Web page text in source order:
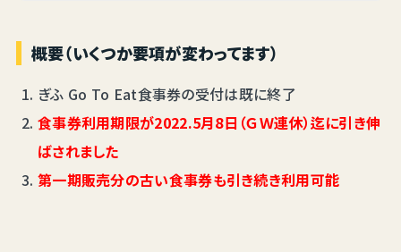
概要（いくつか要項が変わってます）
ぎふ Go To Eat食事券の受付は既に終了
食事券利用期限が2022.5月8日（ＧＷ連休）迄に引き伸
ばされました
第一期販売分の古い食事券も引き続き利用可能